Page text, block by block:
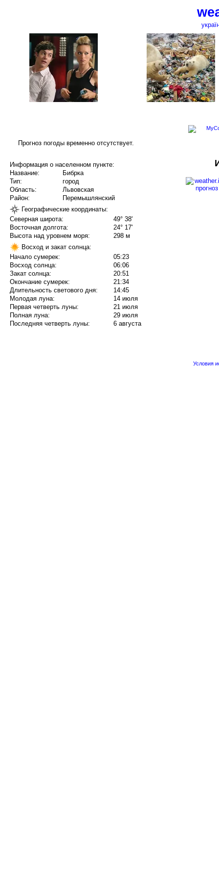
Прогноз погоды временно отсутствует.
Информация о населенном пункте:
Название:
Бибрка
Тип:
город
Область:
Львовская
Район:
Перемышлянский
Географические координаты:
Северная широта:
49° 38'
Восточная долгота:
24° 17'
Высота над уровнем моря:
298 м
Восход и закат солнца:
Начало сумерек:
05:23
Восход солнца:
06:06
Закат солнца:
20:51
Окончание сумерек:
21:34
Длительность светового дня:
14:45
Молодая луна:
14 июля
Первая четверть луны:
21 июля
Полная луна:
29 июля
Последняя четверть луны:
6 августа
Условия